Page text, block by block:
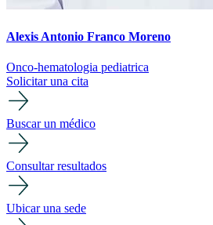
Alexis Antonio Franco Moreno
Onco-hematologia pediatrica
Solicitar una cita
Buscar un médico
Consultar resultados
Ubicar una sede